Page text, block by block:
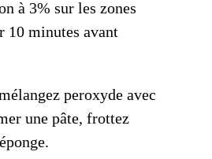
à 3% sur les zones
10 minutes avant
peroxyde avec
une pâte, frottez